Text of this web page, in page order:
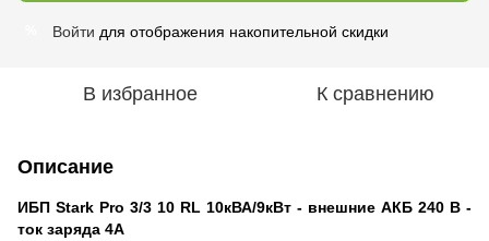
Войти для отображения накопительной скидки
В избранное К сравнению
Описание
ИБП Stark Pro 3/3 10 RL 10кВА/9кВт - внешние АКБ 240 В -
ток заряда 4А